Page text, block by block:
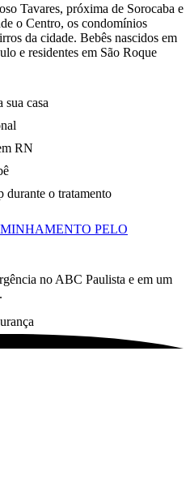
Tavares, próxima de Sorocaba e
o Centro, os condomínios
da cidade. Bebês nascidos em
e residentes em São Roque
casa
RN
durante o tratamento
PELO
no ABC Paulista e em um